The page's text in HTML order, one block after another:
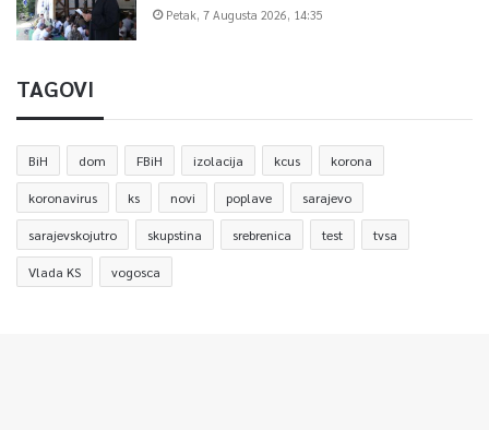
Petak, 7 Augusta 2026, 14:35
TAGOVI
BiH dom FBiH izolacija kcus korona
koronavirus ks novi poplave sarajevo
sarajevskojutro skupstina srebrenica test tvsa
Vlada KS vogosca